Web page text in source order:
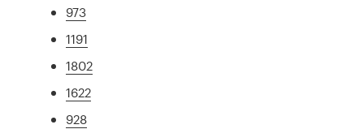
973
1191
1802
1622
928